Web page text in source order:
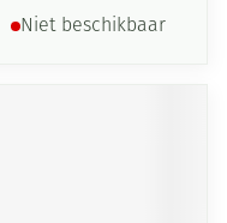
Niet beschikbaar